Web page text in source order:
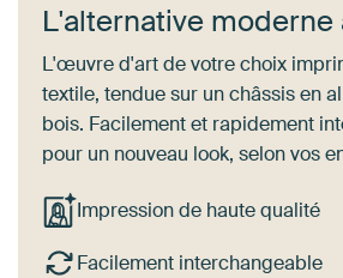
L'alternative moderne
L'œuvre d'art de votre choix
textile, tendue sur un châssis en
bois. Facilement et rapidement
pour un nouveau look, selon vos
Impression de haute qualité
Facilement interchangeable